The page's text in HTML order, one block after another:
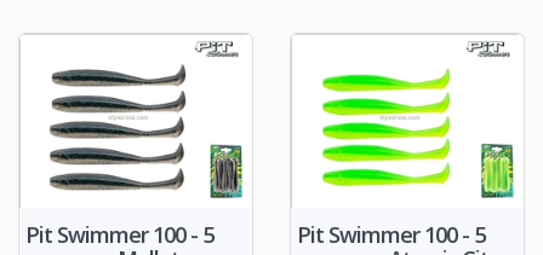
Pit Swimmer 100 - 5
Pit Swimmer 100 - 5